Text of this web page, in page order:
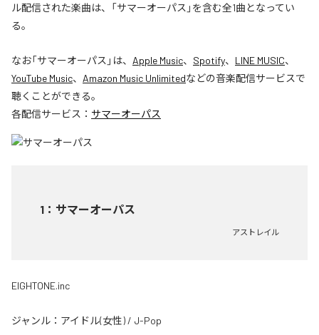
ル配信された楽曲は、「サマーオーパス」を含む全1曲となってい
る。
なお「サマーオーパス 」は、 Apple Music、 Spotify、 LINE MUSIC、
YouTube Music、 Amazon Music Unlimitedなどの音楽配信サービスで
聴くことができる。
各配信サービス： サマーオーパス
1 ： サマーオーパス
アストレイル
EIGHTONE.inc
ジャンル： アイドル(女性) / J-Pop